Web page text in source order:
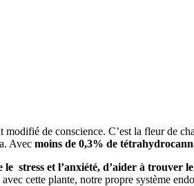
modifié de conscience. C’est la fleur de
Avec moins de 0,3% de
le stress et l’anxiété, d’aider à trouver
cette plante, notre propre système